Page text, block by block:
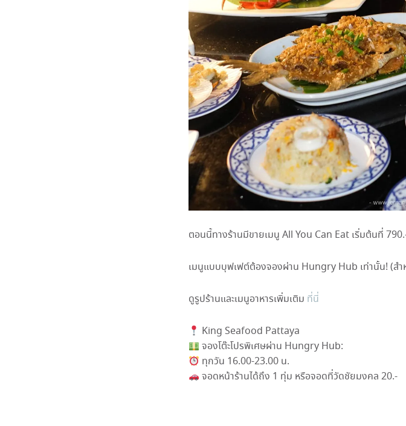
ตอนนี้ทางร้านมีขายเมนู All You Can Eat เริ่มต้นที่
เมนูแบบบุฟเฟต์ต้องจองผ่าน Hungry Hub เท่านั้น! (ส
ดูรูปร้านและเมนูอาหารเพิ่มเติม ที่นี่
King Seafood Pattaya
จองโต๊ะโปรพิเศษผ่าน Hungry Hub:
ทุกวัน 16.00-23.00 น.
จอดหน้าร้านได้ถึง 1 ทุ่ม หรือจอดที่วัดชัยมงคล 20.-